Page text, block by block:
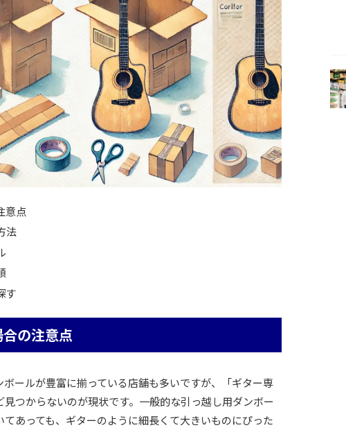
意点
法
す
の注意点
ールが豊富に揃っている店舗も多いですが、「ギター専
つからないのが現状です。一般的な引っ越し用ダンボー
あっても、ギターのように細長くて大きいものにぴった